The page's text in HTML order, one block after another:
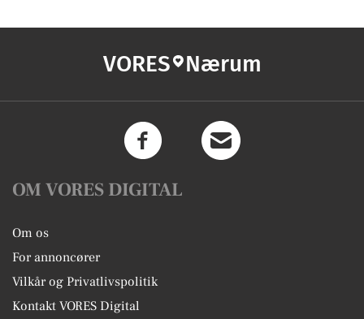
VORES Nærum
OM VORES DIGITAL
Om os
For annoncører
Vilkår og Privatlivspolitik
Kontakt VORES Digital